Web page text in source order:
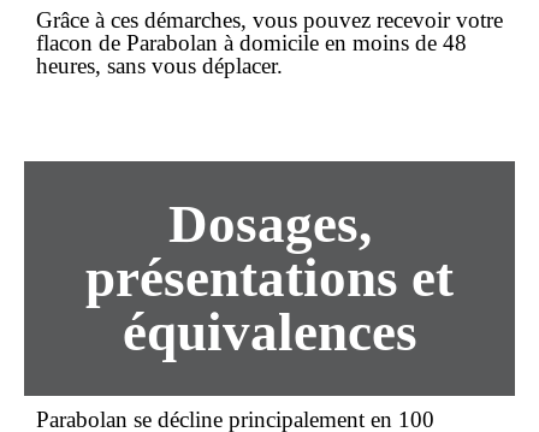
Grâce à ces démarches, vous pouvez recevoir votre
flacon de Parabolan à domicile en moins de 48
heures, sans vous déplacer.
Dosages,
présentations et
équivalences
Parabolan se décline principalement en 100